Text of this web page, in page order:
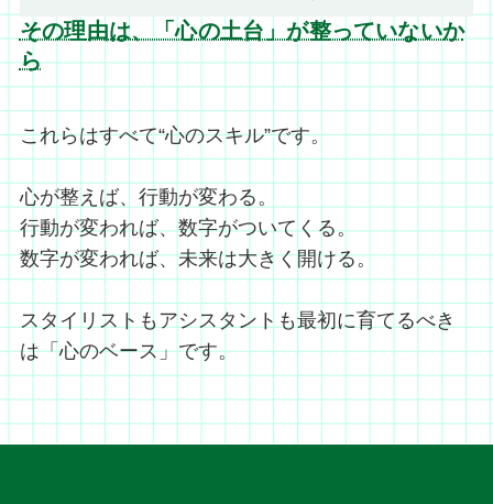
その理由は、「心の土台」が整っていないか
ら
これらはすべて“心のスキル”です。
心が整えば、行動が変わる。
行動が変われば、数字がついてくる。
数字が変われば、未来は大きく開ける。
スタイリストもアシスタントも最初に育てるべき
は「心のベース」です。